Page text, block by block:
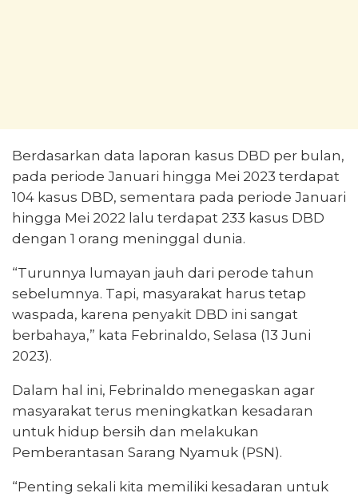
Berdasarkan data laporan kasus DBD per bulan,
pada periode Januari hingga Mei 2023 terdapat
104 kasus DBD, sementara pada periode Januari
hingga Mei 2022 lalu terdapat 233 kasus DBD
dengan 1 orang meninggal dunia.
“Turunnya lumayan jauh dari perode tahun
sebelumnya. Tapi, masyarakat harus tetap
waspada, karena penyakit DBD ini sangat
berbahaya,” kata Febrinaldo, Selasa (13 Juni
2023).
Dalam hal ini, Febrinaldo menegaskan agar
masyarakat terus meningkatkan kesadaran
untuk hidup bersih dan melakukan
Pemberantasan Sarang Nyamuk (PSN).
“Penting sekali kita memiliki kesadaran untuk